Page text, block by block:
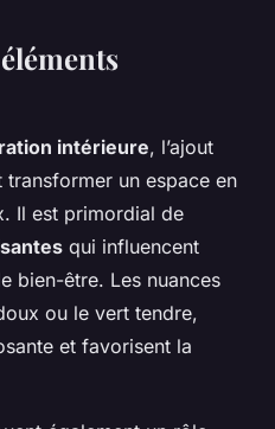
intérieure, l’ajout
transformer un espace en
Il est primordial de
qui influencent
bien-être. Les nuances
ou le vert tendre,
et favorisent la